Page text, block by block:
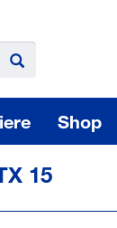
Shop
15